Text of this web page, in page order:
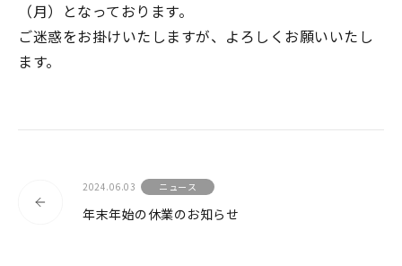
アクセサリ 管路部品
ガスタービン周辺機器
特色
（月）となっております。
ご迷惑をお掛けいたしますが、よろしくお願いいたし
ます。
2024.06.03 ニュース
年末年始の休業のお知らせ